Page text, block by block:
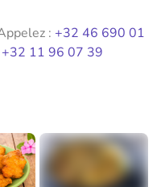
: +32 46 690 01
+32 11 96 07 39